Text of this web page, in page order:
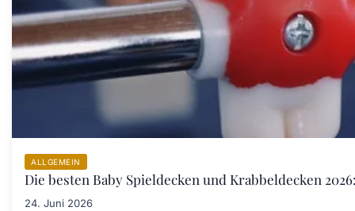
ALLGEMEIN
Die besten Baby Spieldecken und Krabbeldecken
24. Juni 2026